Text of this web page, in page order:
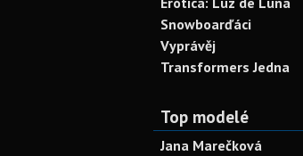
Snowboarďáci
Vyprávěj
Transformers Jedna
Top modelé
Jana Marečková